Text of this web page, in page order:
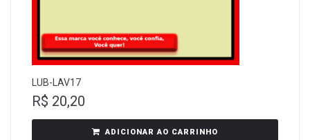
LUB-LAV17
R$ 20,20
ADICIONAR AO CARRINHO